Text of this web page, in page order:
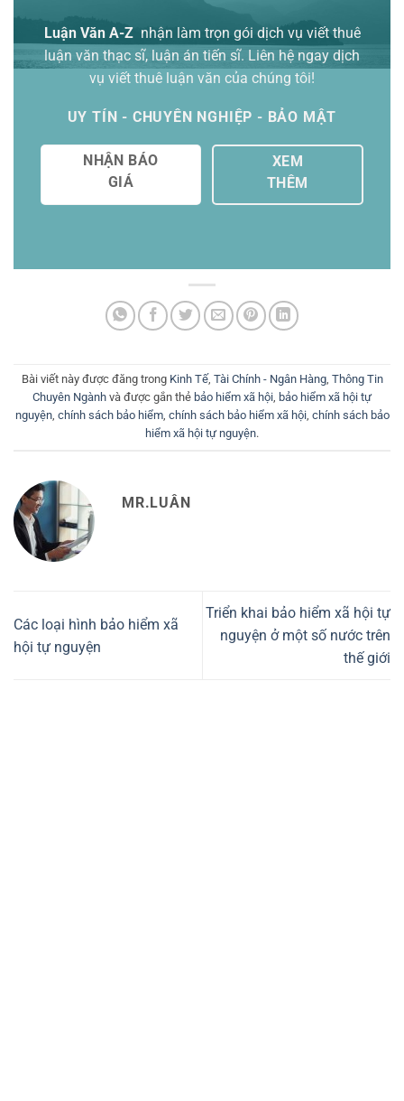
Luận Văn A-Z nhận làm trọn gói dịch vụ viết thuê
luận văn thạc sĩ, luận án tiến sĩ. Liên hệ ngay dịch
vụ viết thuê luận văn của chúng tôi!
UY TÍN - CHUYÊN NGHIỆP - BẢO MẬT
NHẬN BÁO
GIÁ
XEM
THÊM
Bài viết này được đăng trong Kinh Tế, Tài Chính - Ngân Hàng, Thông Tin
Chuyên Ngành và được gắn thẻ bảo hiểm xã hội, bảo hiểm xã hội tự
nguyện, chính sách bảo hiểm, chính sách bảo hiểm xã hội, chính sách bảo
hiểm xã hội tự nguyện.
MR.LUÂN
Các loại hình bảo hiểm xã
hội tự nguyện
Triển khai bảo hiểm xã hội tự
nguyện ở một số nước trên
thế giới